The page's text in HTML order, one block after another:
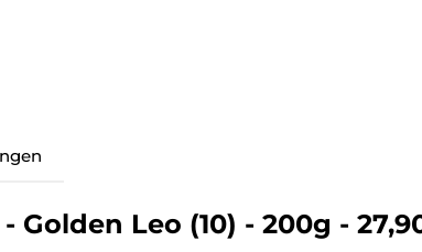
Leo (10) - 200g -